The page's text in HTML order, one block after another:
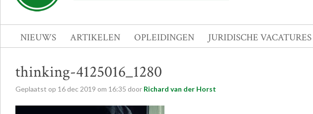
NIEUWS ARTIKELEN OPLEIDINGEN JURIDISCHE VACATURES
thinking-4125016_1280
Geplaatst op 16 dec 2019 om 16:35 door Richard van der Horst